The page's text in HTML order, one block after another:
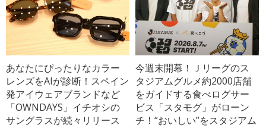
あなたにぴったりなカラー
レンズをAIが診断！スペイン
発アイウェアブランドなど
「OWNDAYS」イチオシの
サングラスが続々リリース
今週末開幕！Ｊリーグのス
タジアムグルメ約2000店舗
をガイドする食べログサー
ビス「スタモグ」がローン
チ！“おいしい”をスタジアム